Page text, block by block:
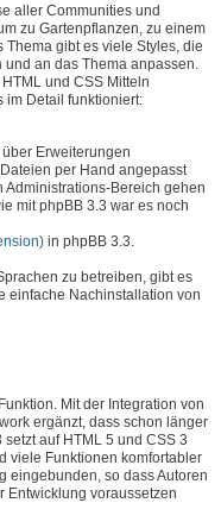
aller Communities und
zu Gartenpflanzen, zu einem
gibt es viele Styles, die
an das Thema anpassen.
und CSS Mitteln
im Detail funktioniert:
Erweiterungen
per Hand angepasst
Bereich gehen
mit phpBB 3.3 war es noch
in phpBB 3.3.
zu betreiben, gibt es
einfache Nachinstallation von
Mit der Integration von
ergänzt, dass schon länger
auf HTML 5 und CSS 3
viele Funktionen komfortabler
eingebunden, so dass Autoren
Entwicklung voraussetzen